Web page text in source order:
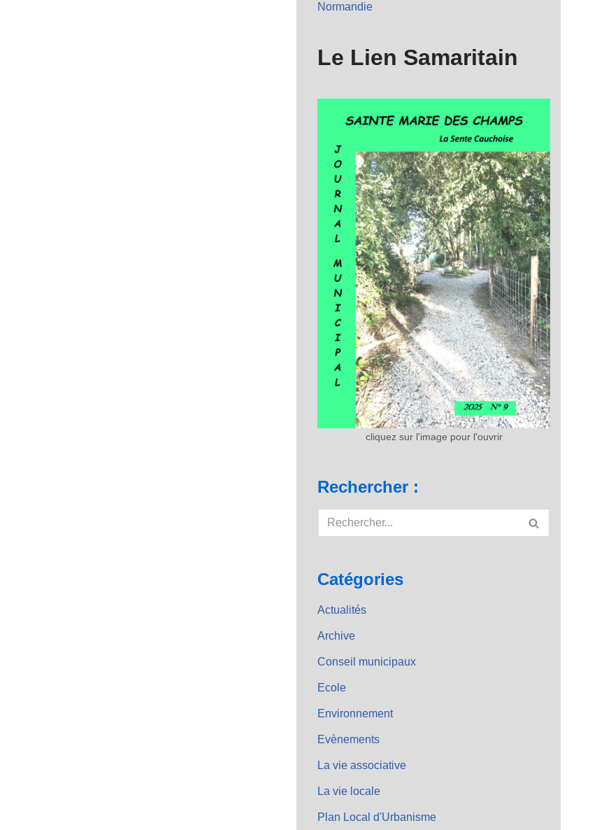
Normandie
Le Lien Samaritain
cliquez sur l'image pour l'ouvrir
Rechercher :
Catégories
Actualités
Archive
Conseil municipaux
Ecole
Environnement
Evènements
La vie associative
La vie locale
Plan Local d'Urbanisme